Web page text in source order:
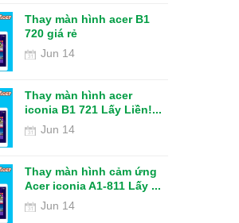
Thay màn hình acer B1
720 giá rẻ
Jun 14
Thay màn hình acer
iconia B1 721 Lấy Liền!...
Jun 14
Thay màn hình cảm ứng
Acer iconia A1-811 Lấy ...
Jun 14